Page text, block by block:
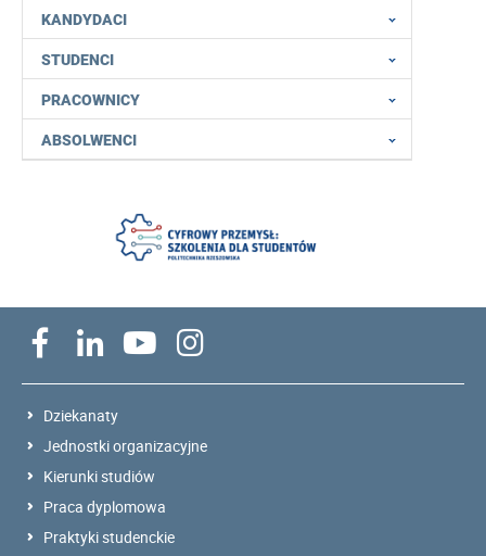
KANDYDACI
STUDENCI
PRACOWNICY
ABSOLWENCI
Dziekanaty
Jednostki organizacyjne
Kierunki studiów
Praca dyplomowa
Praktyki studenckie